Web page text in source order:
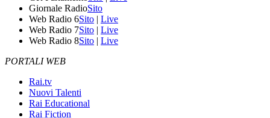
Giornale RadioSito
Web Radio 6Sito | Live
Web Radio 7Sito | Live
Web Radio 8Sito | Live
PORTALI WEB
Rai.tv
Nuovi Talenti
Rai Educational
Rai Fiction